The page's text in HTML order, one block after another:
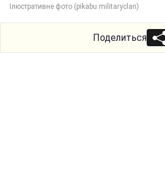
Ілюстративне фото (pikabu militaryclan)
Поделиться